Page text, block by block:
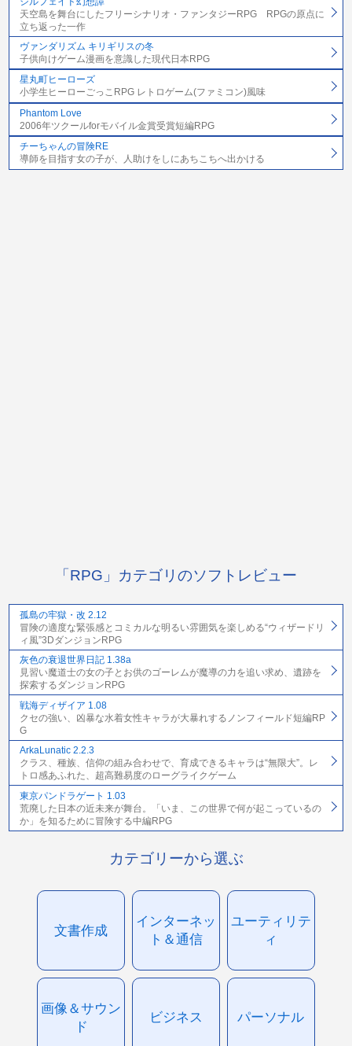
天空島を舞台にしたフリーシナリオ・ファンタジーRPG RPGの原点に
立ち返った一作
ヴァンダリズム キリギリスの冬
子供向けゲーム漫画を意識した現代日本RPG
星丸町ヒーローズ
小学生ヒーローごっこRPG レトロゲーム(ファミコン)風味
Phantom Love
2006年ツクールforモバイル金賞受賞短編RPG
チーちゃんの冒険RE
導師を目指す女の子が、人助けをしにあちこちへ出かける
「RPG」カテゴリのソフトレビュー
孤島の牢獄・改 2.12
冒険の適度な緊張感とコミカルな明るい雰囲気を楽しめる“ウィザードリ
ィ風”3DダンジョンRPG
灰色の衰退世界日記 1.38a
見習い魔道士の女の子とお供のゴーレムが魔導の力を追い求め、遺跡を
探索するダンジョンRPG
戦海ディザイア 1.08
クセの強い、凶暴な水着女性キャラが大暴れするノンフィールド短編RP
G
ArkaLunatic 2.2.3
クラス、種族、信仰の組み合わせで、育成できるキャラは“無限大”。レ
トロ感あふれた、超高難易度のローグライクゲーム
東京パンドラゲート 1.03
荒廃した日本の近未来が舞台。「いま、この世界で何が起こっているの
か」を知るために冒険する中編RPG
カテゴリーから選ぶ
文書作成
インターネッ
ト＆通信
ユーティリテ
ィ
画像＆サウン
ド
ビジネス パーソナル